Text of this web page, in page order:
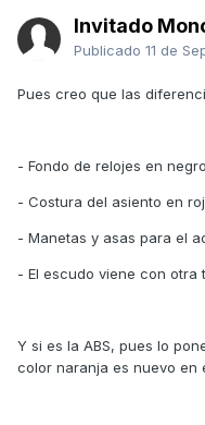
Invitado
Publicado 11 de
Pues creo que las
- Fondo de relojes en negro
- Costura del asiento en
- Manetas y asas para el
- El escudo viene con otra
Y si es la ABS, pues lo
color naranja es nuevo en